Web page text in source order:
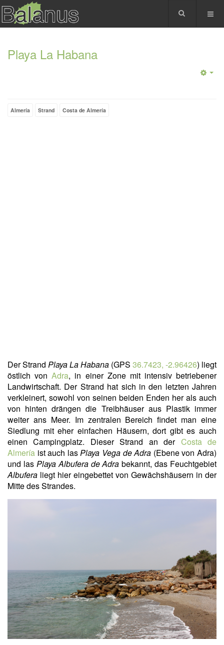
Playa La Habana
Almería Strand Costa de Almería
Der Strand Playa La Habana (GPS 36.7423, -2.96426) liegt
östlich vonAdra, in einer Zone mit intensiv betriebener
Landwirtschaft. Der Strand hat sich in den letzten Jahren
verkleinert, sowohl von seinen beiden Enden her als auch
von hinten drängen die Treibhäuser aus Plastik immer
weiter ans Meer. Im zentralen Bereich findet man eine
Siedlung mit eher einfachen Häusern, dort gibt es auch
einen Campingplatz. Dieser Strand an der Costa de
Almería ist auch lasPlaya Vega de Adra (Ebene von Adra)
und las Playa Albufera de Adra bekannt, das Feuchtgebiet
Albufera liegt hier eingebettet von Gewächshäusern in der
Mitte des Strandes.